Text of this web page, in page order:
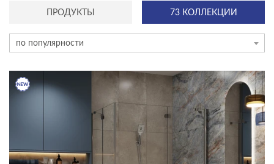
КОЛЛЕКЦИЯ
ПРОДУКТЫ 73 КОЛЛЕКЦИИ
по популярности